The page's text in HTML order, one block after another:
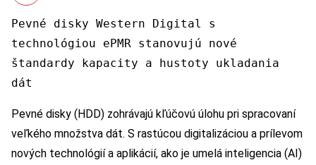
Pevné disky Western Digital s
technológiou ePMR stanovujú nové
štandardy kapacity a hustoty ukladania
dát
Pevné disky (HDD) zohrávajú kľúčovú úlohu pri spracovaní
veľkého množstva dát. S rastúcou digitalizáciou a prílevom
nových technológií a aplikácií, ako je umelá inteligencia (AI)